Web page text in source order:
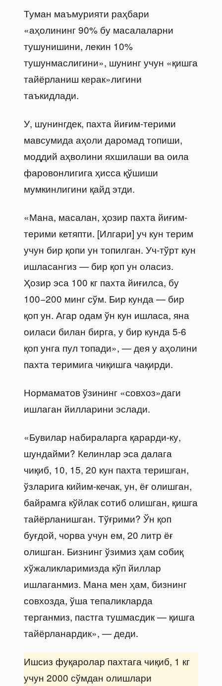
Туман маъмурияти раҳбари
«аҳолининг 90% бу масалаларни
тушунишини, лекин 10%
тушунмаслигини», шунинг учун «қишга
тайёрланиш керак»лигини
таъкидлади.
У, шунингдек, пахта йиғим-терими
мавсумида аҳоли даромад топиши,
моддий аҳволини яхшилаши ва оила
фаровонлигига ҳисса қўшиши
мумкинлигини қайд этди.
«Мана, масалан, ҳозир пахта йиғим-
терими кетяпти. [Илгари] уч кун терим
учун бир қопи ун топилган. Уч-тўрт кун
ишласангиз — бир қоп ун оласиз.
Ҳозир эса 100 кг пахта йиғилса, бу
100−200 минг сўм. Бир кунда — бир
қоп ун. Агар одам ўн кун ишласа, яна
оиласи билан бирга, у бир кунда 5-6
қоп унга пул топади», — дея у аҳолини
пахта теримига чиқишга чақирди.
Нормаматов ўзининг «совхоз»даги
ишлаган йилларини эслади.
«Бувилар набираларга қарарди-ку,
шундайми? Келинлар эса далага
чиқиб, 10, 15, 20 кун пахта теришган,
ўзларига кийим-кечак, ун, ёғ олишган,
байрамга кўйлак сотиб олишган, қишга
тайёрланишган. Тўғрими? Ўн қоп
буғдой, чорва учун ем, 20 литр ёғ
олишган. Бизнинг ўзимиз ҳам собиқ
хўжаликларимизда кўп йиллар
ишлаганмиз. Мана мен ҳам, бизнинг
совхозда, ўша тепаликларда
терганмиз, пастга тушмасдик — қишга
тайёрланардик», — деди.
Ишсиз фуқаролар пахтага чиқиб, 1 кг
учун 2000 сўмдан олишлари